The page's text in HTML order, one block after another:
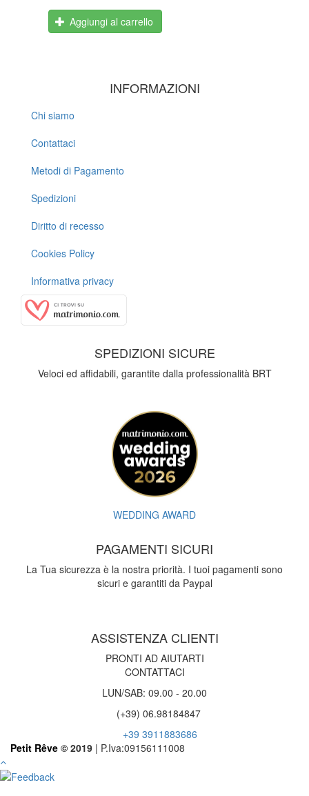
Aggiungi al carrello
INFORMAZIONI
Chi siamo
Contattaci
Metodi di Pagamento
Spedizioni
Diritto di recesso
Cookies Policy
Informativa privacy
SPEDIZIONI SICURE
Veloci ed affidabili, garantite dalla professionalità BRT
WEDDING AWARD
PAGAMENTI SICURI
La Tua sicurezza è la nostra priorità. I tuoi pagamenti sono
sicuri e garantiti da Paypal
ASSISTENZA CLIENTI
PRONTI AD AIUTARTI
CONTATTACI
LUN/SAB: 09.00 - 20.00
(+39) 06.98184847
+39 3911883686
Petit Rêve © 2019 | P.Iva:09156111008